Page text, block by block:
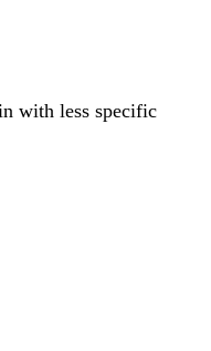
with less specific